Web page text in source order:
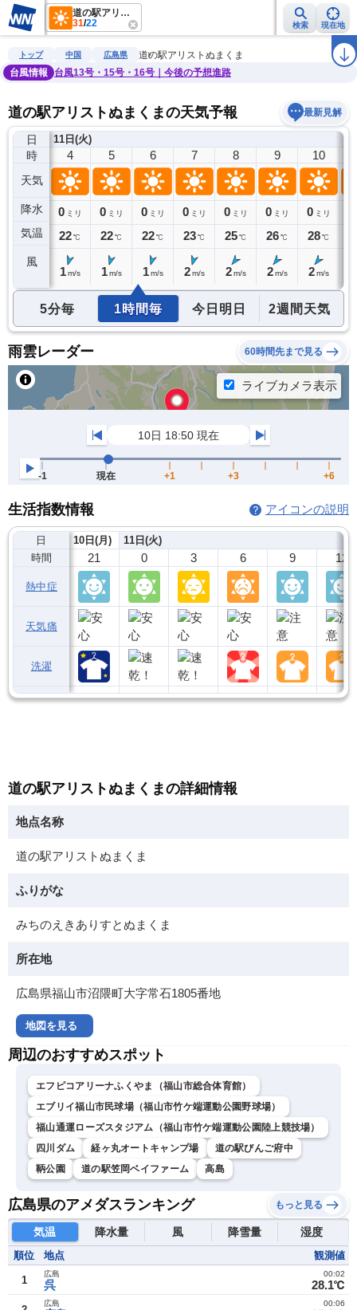
道の駅アリストぬまくま
31/22 検索 現在地
雨雲レーダー 台風情報 地震情報 警報・注意報 ラ
トップ 中国 広島県
道の駅アリストぬまくま
台風情報
台風13号・15号・16号｜今後の予想進路
道の駅アリストぬまくまの天気予報 最新見解
日
時
天気
降水
気温
風
11日(火)
3
0ミリ
22℃
4
0 ミリ
22℃
1 m/s
5
0 ミリ
22℃
1 m/s
6
0 ミリ
22℃
1 m/s
7
0 ミリ
23℃
2 m/s
8
0 ミリ
25℃
2 m/s
9
0 ミリ
26℃
2 m/s
10
0 ミリ
28℃
2 m/s
5分毎 1時間毎 今日明日 2週間天気
雨雲レーダー 60時間先まで見る
生活指数情報 アイコンの説明
日
時間
熱中症
天気痛
洗濯
10日(月)
21
11日(火)
0 3 6 9 12
道の駅アリストぬまくまの詳細情報
地点名称
道の駅アリストぬまくま
ふりがな
みちのえきありすとぬまくま
所在地
広島県福山市沼隈町大字常石1805番地
地図を見る
周辺のおすすめスポット
エフピコアリーナふくやま（福山市総合体育館）
エブリイ福山市民球場（福山市竹ケ端運動公園野球場）
福山通運ローズスタジアム（福山市竹ケ端運動公園陸上競技場）
四川ダム
経ヶ丸オートキャンプ場
道の駅びんご府中
鞆公園
道の駅笠岡ベイファーム 高島
広島県のアメダスランキング もっと見る
気温 降水量 風 降雪量 湿度
順位 地点 観測値
1 呉
広島
28.1℃
00:02
広島 00:06